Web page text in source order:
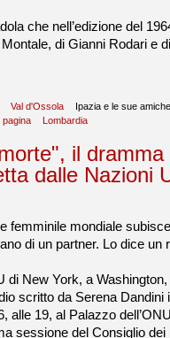
che nell’edizione del
di Gianni Rodari e
Val d'Ossola
Ipazia e le sue amiche
pagina Lombardia
il dramma
dalle Nazioni
femminile mondiale
di un partner. Lo dice un
di New York, a
scritto da Serena Dandini
alle 19, al Palazzo
sessione del Consiglio dei